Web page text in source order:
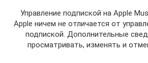
Управление подпиской на Apple
Apple ничем не отличается от
подпиской. Дополнительные
просматривать, изменять и